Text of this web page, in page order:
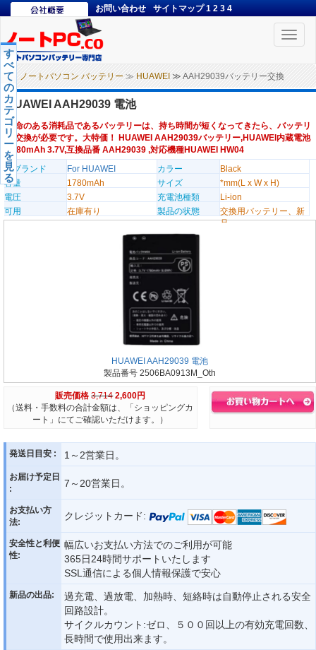
お問い合わせ サイトマップ 1 2 3 4
Toggle
ノートパソコン バッテリー ≫ HUAWEI ≫ AAH29039バッテリー交換
す
べ
て
の
カ
テ
ゴ
リ
ー
を
見
る
HUAWEI AAH29039 電池
寿命のある消耗品であるバッテリーは、持ち時間が短くなってきたら、バッテリ
ー交換が必要です。大特価！ HUAWEI AAH29039バッテリー,HUAWEI内蔵電池
1780mAh 3.7V,互換品番 AAH29039 ,対応機種HUAWEI HW04
のブランド
For HUAWEI カラー
Black
容量
1780mAh サイズ
*mm(L x W x H)
電圧
3.7V 充電池種類
Li-ion
可用
在庫有り 製品の状態
交換用バッテリー、新
品
HUAWEI AAH29039 電池
製品番号 2506BA0913M_Oth
販売価格 3,714 2,600円
（送料・手数料の合計金額は、「ショッピングカ
ート」にてご確認いただけます。）
発送日目安 : 1～2営業日。
お届け予定日
:
7～20営業日。
お支払い方
法:
クレジットカード:
安全性と利便
性:
幅広いお支払い方法でのご利用が可能
365日24時間サポートいたします
SSL通信による個人情報保護で安心
新品の出品:
過充電、過放電、加熱時、短絡時は自動停止される安全
回路設計。
サイクルカウント:ゼロ、５００回以上の有効充電回数、
長時間で使用出来ます。